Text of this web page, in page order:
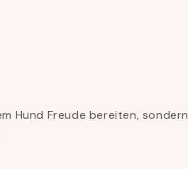
Hund Freude bereiten, sondern